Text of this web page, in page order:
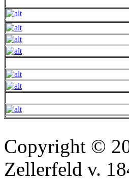
Copyright ©
Zellerfeld v.